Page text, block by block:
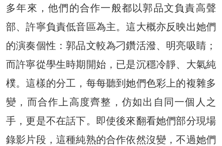
多年來，他們的合作一般都以郭品文負責高聲
部、許寧負責低音區為主。這大概亦反映出她們
的演奏個性：郭品文較為刁鑽活潑、明亮吸睛；
而許寧從學生時期開始，已是沉穩冷靜、大氣純
樸。這樣的分工，每每聽到她們色彩上的複雜多
變，而合作上高度齊整，仿如出自同一個人之
手，更是不在話下。即使後來翻看她們部分現場
錄影片段，這種純熟的合作依然沒變，不過她們